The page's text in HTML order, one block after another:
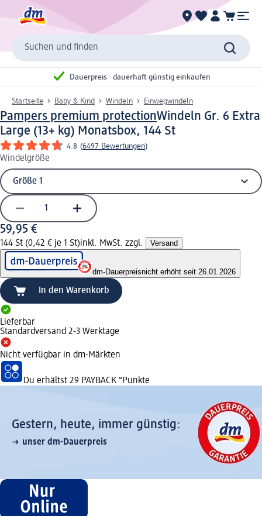
Suchen und finden
Dauerpreis - dauerhaft günstig einkaufen
Startseite Baby & Kind Windeln Einwegwindeln
Pampers premium protectionWindeln Gr. 6 Extra
Large (13+ kg) Monatsbox, 144 St
4.8 (6497 Bewertungen)
Windelgröße
59,95 €
144 St (0,42 € je 1 St)inkl. MwSt. zzgl. Versand
dm-Dauerpreisnicht erhöht seit 26.01.2026
In den Warenkorb
Lieferbar
Standardversand 2-3 Werktage
Nicht verfügbar in dm-Märkten
Du erhältst 29 PAYBACK °Punkte
Gestern, heute, immer günstig:
unser dm-Dauerpreis